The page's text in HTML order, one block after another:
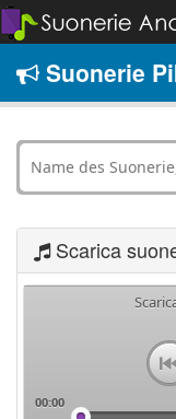
Suonerie
Scarica
00:00